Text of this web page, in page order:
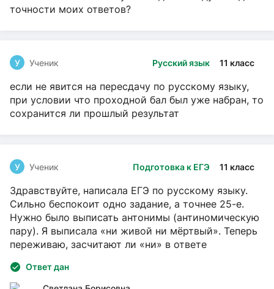
точности моих ответов?
Русский язык 11 класс
У Ученик
если не явится на пересдачу по русскому языку,
при условии что проходной бал был уже набран, то
сохранится ли прошлый результат
Подготовка к ЕГЭ 11 класс
У Ученик
Здравствуйте, написала ЕГЭ по русскому языку.
Сильно беспокоит одно задание, а точнее 25-е.
Нужно было выписать антонимы (антиномическую
пару). Я выписала «ни живой ни мёртвый». Теперь
переживаю, засчитают ли «ни» в ответе
Ответ дан